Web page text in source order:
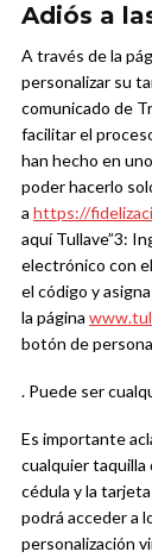
Adiós a
A través de la
personalizar su
comunicado de
facilitar el
han hecho en
poder hacerlo
a https://
aquí Tullave”3:
electrónico con
el código y
la página
botón de
. Puede ser
Es importante
cualquier taquilla
cédula y la
podrá acceder a
personalización